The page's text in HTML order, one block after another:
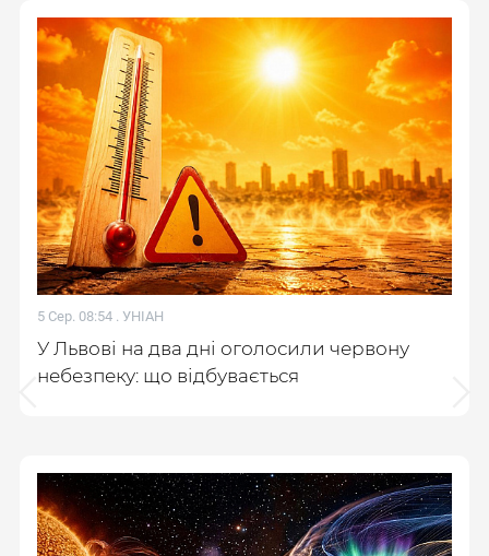
5 Сер. 08:54 . УНІАН
У Львові на два дні оголосили червону
небезпеку: що відбувається